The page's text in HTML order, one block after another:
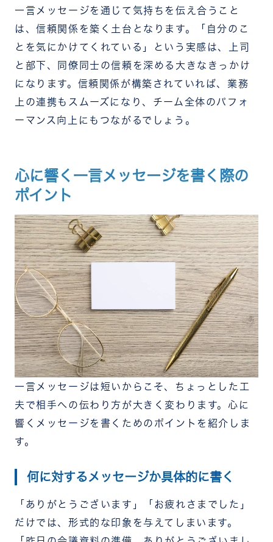
一言メッセージを通じて気持ちを伝え合うこと
は、信頼関係を築く土台となります。「自分のこ
とを気にかけてくれている」という実感は、上司
と部下、同僚同士の信頼を深める大きなきっかけ
になります。信頼関係が構築されていれば、業務
上の連携もスムーズになり、チーム全体のパフォ
ーマンス向上にもつながるでしょう。
心に響く一言メッセージを書く際の
ポイント
一言メッセージは短いからこそ、ちょっとした工
夫で相手への伝わり方が大きく変わります。心に
響くメッセージを書くためのポイントを紹介しま
す。
何に対するメッセージか具体的に書く
「ありがとうございます」「お疲れさまでした」
だけでは、形式的な印象を与えてしまいます。